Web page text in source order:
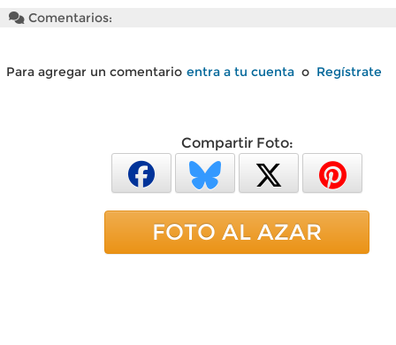
Comentarios:
Para agregar un comentario entra a tu cuenta o Regístrate
Compartir Foto:
FOTO AL AZAR